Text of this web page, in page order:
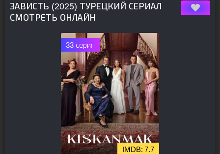
ЗАВИСТЬ (2025) ТУРЕЦКИЙ СЕРИАЛ
СМОТРЕТЬ ОНЛАЙН
33 серия
7.7